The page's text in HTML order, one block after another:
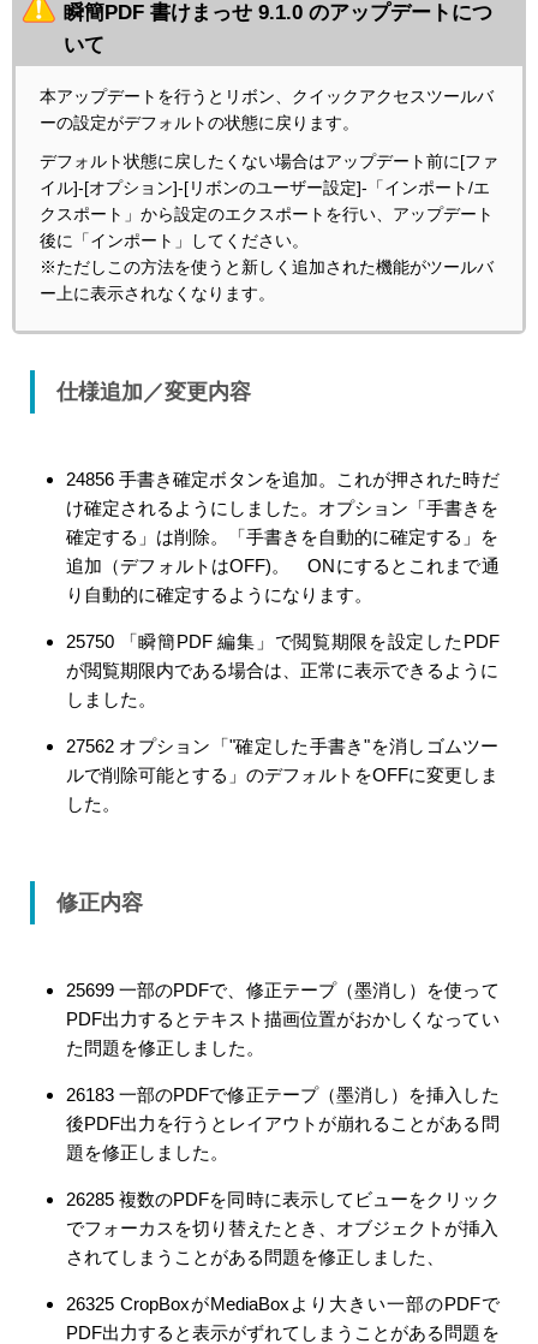
瞬簡PDF 書けまっせ 9.1.0 のアップデートにつ
いて
本アップデートを行うとリボン、クイックアクセスツールバ
ーの設定がデフォルトの状態に戻ります。
デフォルト状態に戻したくない場合はアップデート前に[ファ
イル]-[オプション]-[リボンのユーザー設定]-「インポート/エ
クスポート」から設定のエクスポートを行い、アップデート
後に「インポート」してください。
※ただしこの方法を使うと新しく追加された機能がツールバ
ー上に表示されなくなります。
仕様追加／変更内容
24856 手書き確定ボタンを追加。これが押された時だ
け確定されるようにしました。オプション「手書きを
確定する」は削除。「手書きを自動的に確定する」を
追加（デフォルトはOFF)。 ONにするとこれまで通
り自動的に確定するようになります。
25750 「瞬簡PDF 編集」で閲覧期限を設定したPDF
が閲覧期限内である場合は、正常に表示できるように
しました。
27562 オプション「"確定した手書き"を消しゴムツー
ルで削除可能とする」のデフォルトをOFFに変更しま
した。
修正内容
25699 一部のPDFで、修正テープ（墨消し）を使って
PDF出力するとテキスト描画位置がおかしくなってい
た問題を修正しました。
26183 一部のPDFで修正テープ（墨消し）を挿入した
後PDF出力を行うとレイアウトが崩れることがある問
題を修正しました。
26285 複数のPDFを同時に表示してビューをクリック
でフォーカスを切り替えたとき、オブジェクトが挿入
されてしまうことがある問題を修正しました、
26325 CropBoxがMediaBoxより大きい一部のPDFで
PDF出力すると表示がずれてしまうことがある問題を